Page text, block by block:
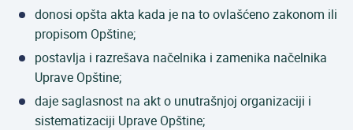
donosi opšta akta kada je na to ovlašćeno zakonom ili
propisom Opštine;
postavlja i razrešava načelnika i zamenika načelnika
Uprave Opštine;
daje saglasnost na akt o unutrašnjoj organizaciji i
sistematizaciji Uprave Opštine;